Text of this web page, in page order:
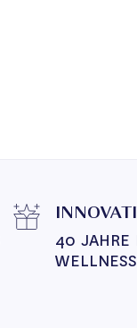
40 JAHRE